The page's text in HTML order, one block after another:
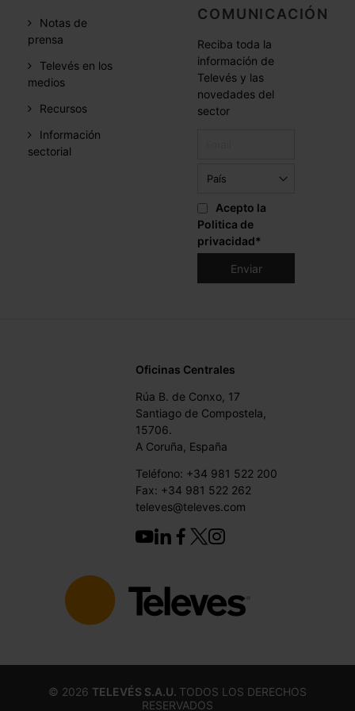
Notas de
prensa
Televés en los
medios
Recursos
Información
sectorial
COMUNICACIÓN
Reciba toda la
información de
Televés y las
novedades del
sector
Acepto la
Politica de
privacidad*
Oficinas Centrales
Rúa B. de Conxo, 17
Santiago de Compostela,
15706.
A Coruña, España
Teléfono: +34 981 522 200
Fax: +34 981 522 262
televes@televes.com
© 2026 TELEVÉS S.A.U. TODOS LOS DERECHOS
RESERVADOS